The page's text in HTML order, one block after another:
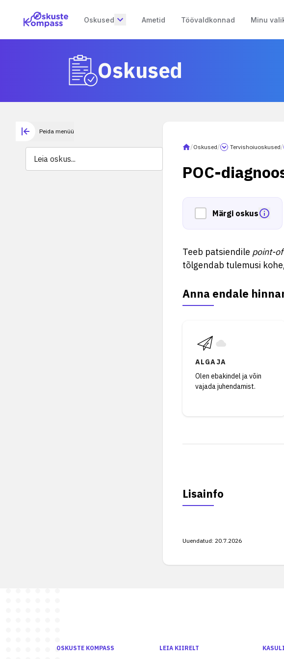
Oskused Ametid Töövaldkonnad Minu
Oskused
Peida menüü
/Oskused/ Tervishoiuoskused/
POC-
Märgi oskus
Teeb patsiendile point-
tõlgendab tulemusi
Anna endale
ALGAJA
Olen ebakindel ja võin
vajada juhendamist.
Lisainfo
Uuendatud: 20.7.2026
OSKUSTE KOMPASS LEIA KIIRELT